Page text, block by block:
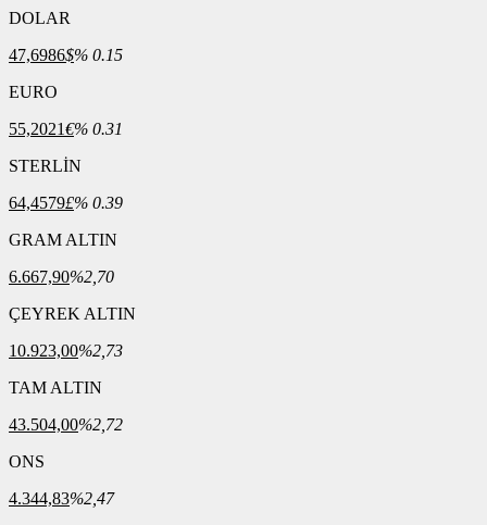
DOLAR
47,6986$% 0.15
EURO
55,2021€% 0.31
STERLİN
64,4579£% 0.39
GRAM ALTIN
6.667,90%2,70
ÇEYREK ALTIN
10.923,00%2,73
TAM ALTIN
43.504,00%2,72
ONS
4.344,83%2,47